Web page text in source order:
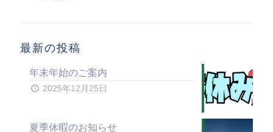
最新の投稿
年末年始のご案内
2025年12月25日
夏季休暇のお知らせ